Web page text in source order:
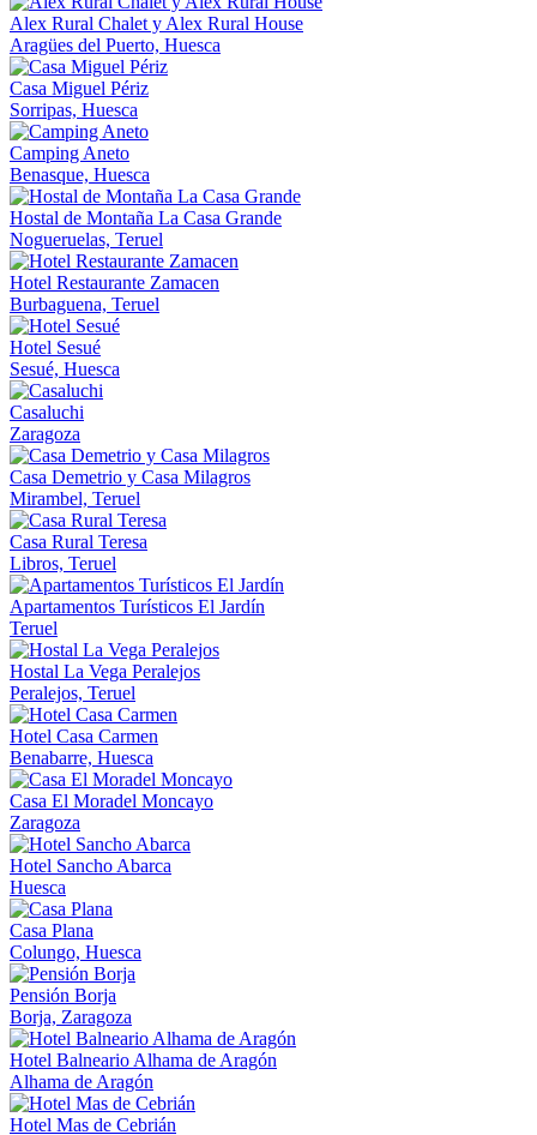
Alex Rural Chalet y Alex Rural House
Aragües del Puerto, Huesca
Casa Miguel Périz
Sorripas, Huesca
Camping Aneto
Benasque, Huesca
Hostal de Montaña La Casa Grande
Nogueruelas, Teruel
Hotel Restaurante Zamacen
Burbaguena, Teruel
Hotel Sesué
Sesué, Huesca
Casaluchi
Zaragoza
Casa Demetrio y Casa Milagros
Mirambel, Teruel
Casa Rural Teresa
Libros, Teruel
Apartamentos Turísticos El Jardín
Teruel
Hostal La Vega Peralejos
Peralejos, Teruel
Hotel Casa Carmen
Benabarre, Huesca
Casa El Moradel Moncayo
Zaragoza
Hotel Sancho Abarca
Huesca
Casa Plana
Colungo, Huesca
Pensión Borja
Borja, Zaragoza
Hotel Balneario Alhama de Aragón
Alhama de Aragón
Hotel Mas de Cebrián